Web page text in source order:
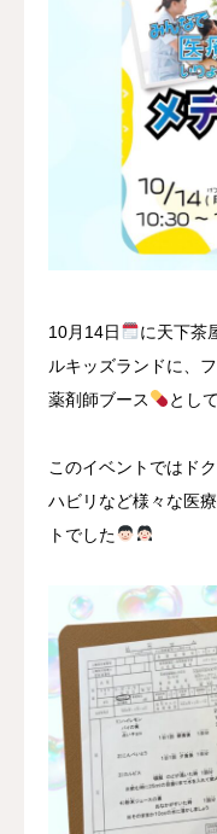
10月14日 に天下茶
ルキッズランドに、
薬剤師ブース
とし
このイベントではド
ハビリなど様々な医
トでした